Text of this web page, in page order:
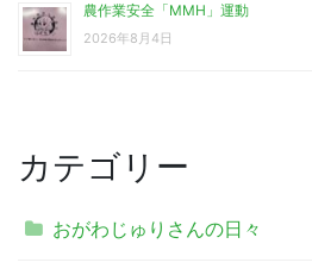
農作業安全「MMH」運動
2026年8月4日
カテゴリー
おがわじゅりさんの日々